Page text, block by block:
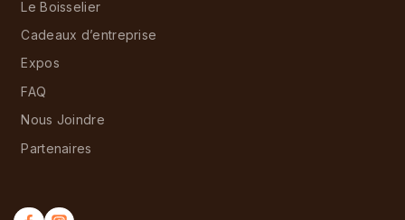
Le Boisselier
Cadeaux d’entreprise
Expos
FAQ
Nous Joindre
Partenaires